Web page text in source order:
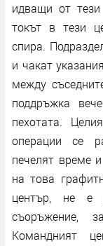
идващи от
токът в тези
спира.
и чакат
между
поддръжка
пехотата.
операции се
печелят време
на това
център, не е
съоръжение,
Командният